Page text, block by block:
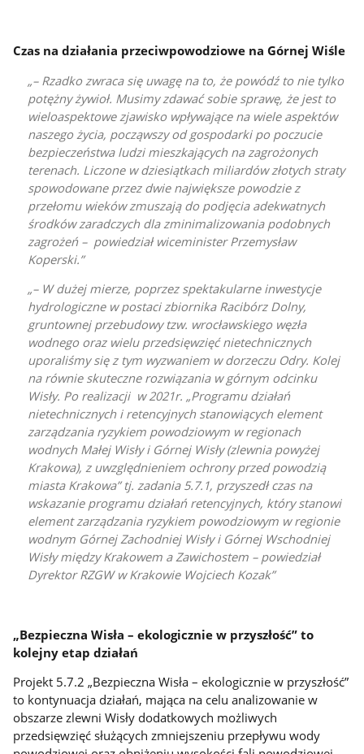
Czas na działania przeciwpowodziowe na Górnej Wiśle
– Rzadko zwraca się uwagę na to, że powódź to nie tylko
potężny żywioł. Musimy zdawać sobie sprawę, że jest to
wieloaspektowe zjawisko wpływające na wiele aspektów
naszego życia, począwszy od gospodarki po poczucie
bezpieczeństwa ludzi mieszkających na zagrożonych
terenach. Liczone w dziesiątkach miliardów złotych straty
spowodowane przez dwie największe powodzie z
przełomu wieków zmuszają do podjęcia adekwatnych
środków zaradczych dla zminimalizowania podobnych
zagrożeń – powiedział wiceminister Przemysław
Koperski.
– W dużej mierze, poprzez spektakularne inwestycje
hydrologiczne w postaci zbiornika Racibórz Dolny,
gruntownej przebudowy tzw. wrocławskiego węzła
wodnego oraz wielu przedsięwzięć nietechnicznych
uporaliśmy się z tym wyzwaniem w dorzeczu Odry. Kolej
na równie skuteczne rozwiązania w górnym odcinku
Wisły. Po realizacji w 2021r. „Programu działań
nietechnicznych i retencyjnych stanowiących element
zarządzania ryzykiem powodziowym w regionach
wodnych Małej Wisły i Górnej Wisły (zlewnia powyżej
Krakowa), z uwzględnieniem ochrony przed powodzią
miasta Krakowa” tj. zadania 5.7.1, przyszedł czas na
wskazanie programu działań retencyjnych, który stanowi
element zarządzania ryzykiem powodziowym w regionie
wodnym Górnej Zachodniej Wisły i Górnej Wschodniej
Wisły między Krakowem a Zawichostem – powiedział
Dyrektor RZGW w Krakowie Wojciech Kozak
„Bezpieczna Wisła – ekologicznie w przyszłość” to
kolejny etap działań
Projekt 5.7.2 „Bezpieczna Wisła – ekologicznie w przyszłość”
to kontynuacja działań, mająca na celu analizowanie w
obszarze zlewni Wisły dodatkowych możliwych
przedsięwzięć służących zmniejszeniu przepływu wody